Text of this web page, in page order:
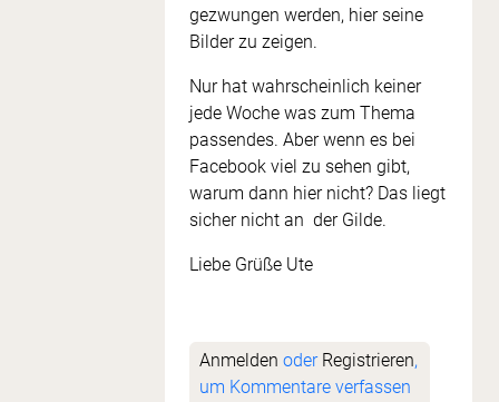
gezwungen werden, hier seine
Bilder zu zeigen.
Nur hat wahrscheinlich keiner
jede Woche was zum Thema
passendes. Aber wenn es bei
Facebook viel zu sehen gibt,
warum dann hier nicht? Das liegt
sicher nicht an der Gilde.
Liebe Grüße Ute
Anmelden oder Registrieren,
um Kommentare verfassen